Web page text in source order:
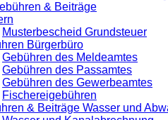
& Beiträge
Musterbescheid Grundsteuer
Bürgerbüro
Gebühren des Meldeamtes
Gebühren des Passamtes
Gebühren des Gewerbeamtes
Fischereigebühren
& Beiträge Wasser und